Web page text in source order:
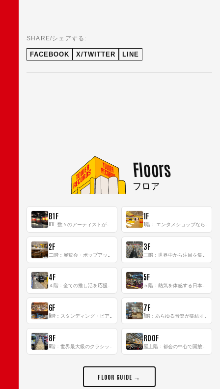
SHARE/シェアする:
FACEBOOK X/TWITTER LINE
Floors
フロア
B1F 1F
2F 3F
4F 5F
6F 7F
8F ROOF
FLOOR GUIDE →